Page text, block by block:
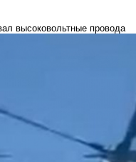
высоковольтные провода